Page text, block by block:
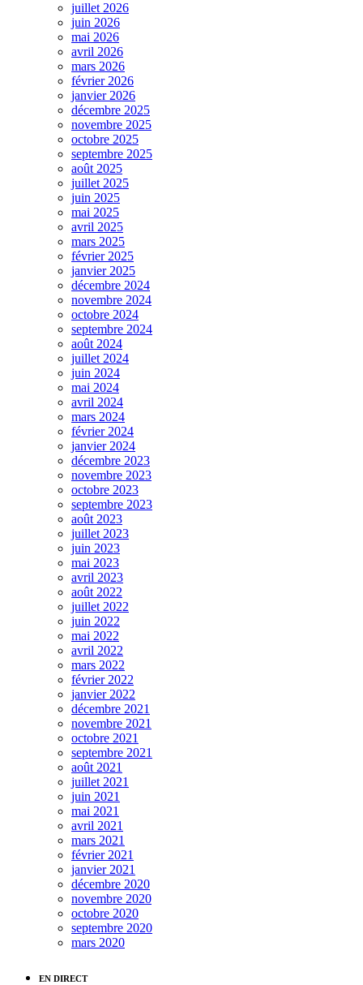
juillet 2026
juin 2026
mai 2026
avril 2026
mars 2026
février 2026
janvier 2026
décembre 2025
novembre 2025
octobre 2025
septembre 2025
août 2025
juillet 2025
juin 2025
mai 2025
avril 2025
mars 2025
février 2025
janvier 2025
décembre 2024
novembre 2024
octobre 2024
septembre 2024
août 2024
juillet 2024
juin 2024
mai 2024
avril 2024
mars 2024
février 2024
janvier 2024
décembre 2023
novembre 2023
octobre 2023
septembre 2023
août 2023
juillet 2023
juin 2023
mai 2023
avril 2023
août 2022
juillet 2022
juin 2022
mai 2022
avril 2022
mars 2022
février 2022
janvier 2022
décembre 2021
novembre 2021
octobre 2021
septembre 2021
août 2021
juillet 2021
juin 2021
mai 2021
avril 2021
mars 2021
février 2021
janvier 2021
décembre 2020
novembre 2020
octobre 2020
septembre 2020
mars 2020
EN DIRECT